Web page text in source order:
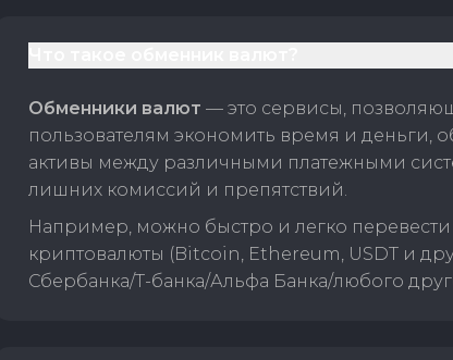
Обменники валют — это сервисы,
пользователям экономить время и деньги,
активы между различными платежными
лишних комиссий и препятствий.
Например, можно быстро и легко перевести
криптовалюты (Bitcoin, Ethereum, USDT и
Сбербанка/Т-банка/Альфа Банка/любого